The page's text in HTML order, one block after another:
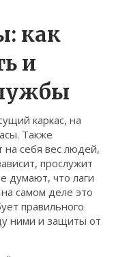
как
и
каркас, на
. Также
себя вес людей,
прослужит
думают, что лаги
самом деле это
правильного
ними и защиты от